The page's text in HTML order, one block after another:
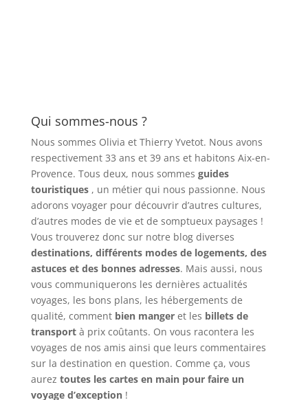
Qui sommes-nous ?
Nous sommes Olivia et Thierry Yvetot. Nous avons
respectivement 33 ans et 39 ans et habitons Aix-en-
Provence. Tous deux, nous sommes guides
touristiques , un métier qui nous passionne. Nous
adorons voyager pour découvrir d’autres cultures,
d’autres modes de vie et de somptueux paysages !
Vous trouverez donc sur notre blog diverses
destinations, différents modes de logements, des
astuces et des bonnes adresses. Mais aussi, nous
vous communiquerons les dernières actualités
voyages, les bons plans, les hébergements de
qualité, comment bien mangeret les billets de
transportà prix coûtants. On vous racontera les
voyages de nos amis ainsi que leurs commentaires
sur la destination en question. Comme ça, vous
aurez toutes les cartes en main pour faire un
voyage d’exception !